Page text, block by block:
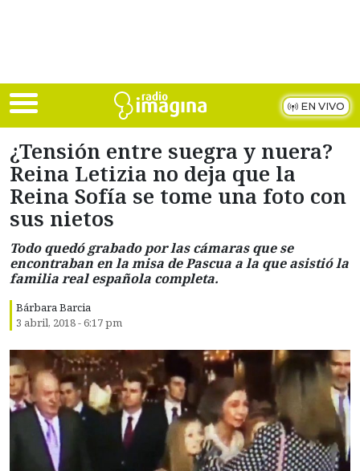
EN VIVO
¿Tensión entre suegra y nuera?
Reina Letizia no deja que la
Reina Sofía se tome una foto con
sus nietos
Todo quedó grabado por las cámaras que se
encontraban en la misa de Pascua a la que asistió la
familia real española completa.
Bárbara Barcia
3 abril, 2018 - 6:17 pm